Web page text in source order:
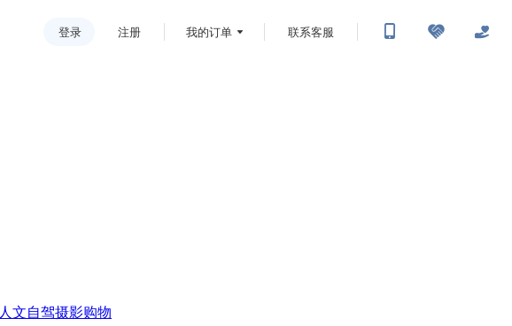
登录 注册 我的订单 联系客服
人文自驾摄影购物